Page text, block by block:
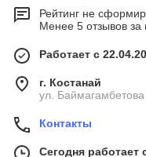
Рейтинг не
Менее 5 отзывов за
Работает с
г. Костанай
ул.
Контакты
Сегодня работает